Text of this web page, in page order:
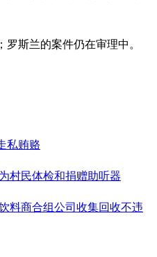
斯兰的案件仍在审理中。
私贿赂
村民体检和捐赠助听器
料商合组公司收集回收不违